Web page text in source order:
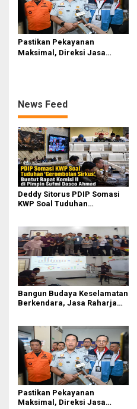
Pastikan Pekayanan
Maksimal, Direksi Jasa
News Feed
Deddy Sitorus PDIP Somasi
KWP Soal Tuduhan
Sufmi Dasco Ahmad
Bangun Budaya Keselamatan
Berkendara, Jasa Raharja
Pastikan Pekayanan
Maksimal, Direksi Jasa